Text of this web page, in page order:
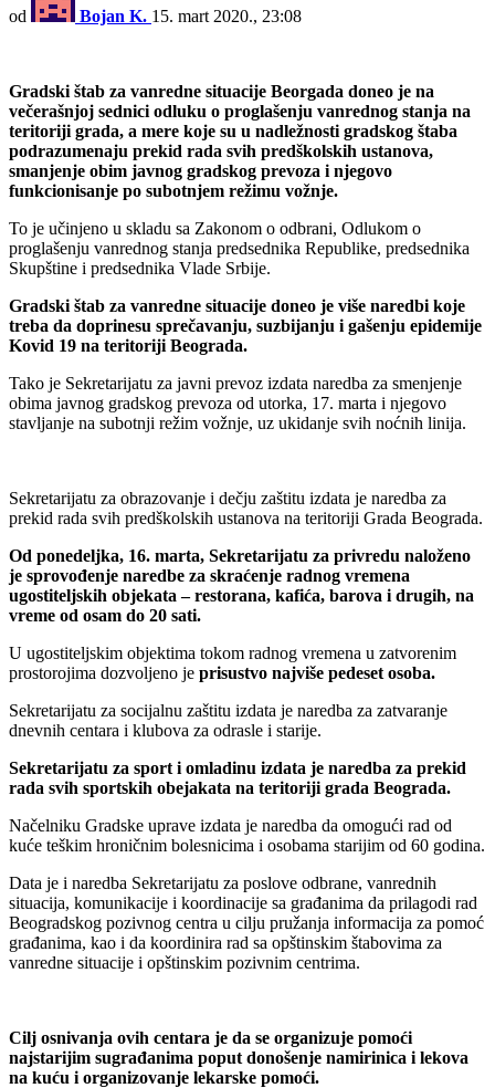
od Bojan K. 15. mart 2020., 23:08
Gradski štab za vanredne situacije Beorgada doneo je na
večerašnjoj sednici odluku o proglašenju vanrednog stanja na
teritoriji grada, a mere koje su u nadležnosti gradskog štaba
podrazumenaju prekid rada svih predškolskih ustanova,
smanjenje obim javnog gradskog prevoza i njegovo
funkcionisanje po subotnjem režimu vožnje.
To je učinjeno u skladu sa Zakonom o odbrani, Odlukom o
proglašenju vanrednog stanja predsednika Republike, predsednika
Skupštine i predsednika Vlade Srbije.
Gradski štab za vanredne situacije doneo je više naredbi koje
treba da doprinesu sprečavanju, suzbijanju i gašenju epidemije
Kovid 19 na teritoriji Beograda.
Tako je Sekretarijatu za javni prevoz izdata naredba za smenjenje
obima javnog gradskog prevoza od utorka, 17. marta i njegovo
stavljanje na subotnji režim vožnje, uz ukidanje svih noćnih linija.
Sekretarijatu za obrazovanje i dečju zaštitu izdata je naredba za
prekid rada svih predškolskih ustanova na teritoriji Grada Beograda.
Od ponedeljka, 16. marta, Sekretarijatu za privredu naloženo
je sprovođenje naredbe za skraćenje radnog vremena
ugostiteljskih objekata – restorana, kafića, barova i drugih, na
vreme od osam do 20 sati.
U ugostiteljskim objektima tokom radnog vremena u zatvorenim
prostorojima dozvoljeno je prisustvo najviše pedeset osoba.
Sekretarijatu za socijalnu zaštitu izdata je naredba za zatvaranje
dnevnih centara i klubova za odrasle i starije.
Sekretarijatu za sport i omladinu izdata je naredba za prekid
rada svih sportskih obejakata na teritoriji grada Beograda.
Načelniku Gradske uprave izdata je naredba da omogući rad od
kuće teškim hroničnim bolesnicima i osobama starijim od 60 godina.
Data je i naredba Sekretarijatu za poslove odbrane, vanrednih
situacija, komunikacije i koordinacije sa građanima da prilagodi rad
Beogradskog pozivnog centra u cilju pružanja informacija za pomoć
građanima, kao i da koordinira rad sa opštinskim štabovima za
vanredne situacije i opštinskim pozivnim centrima.
Cilj osnivanja ovih centara je da se organizuje pomoći
najstarijim sugrađanima poput donošenje namirinica i lekova
na kuću i organizovanje lekarske pomoći.